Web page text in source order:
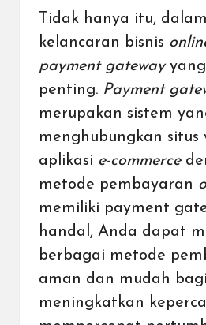
Tidak hanya itu,
kelancaran bisnis
payment gateway
penting. Payment
merupakan sistem
menghubungkan situs
aplikasi e-commerce
metode pembayaran
memiliki payment
handal, Anda dapat
berbagai metode
aman dan mudah
meningkatkan